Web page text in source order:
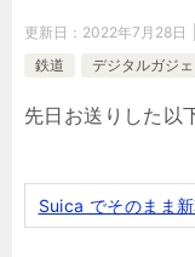
更新日： 2022年7月28日
鉄道
デジタルガジェ
先日お送りした以
Suica でそのまま